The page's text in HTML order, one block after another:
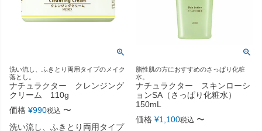
洗い流し、ふきとり両用タイプのメイク
落とし。
ナチュラクター クレンジング
クリーム 110g
価格 ¥990税込 〜
洗い流し、ふきとり両用タイプ
脂性肌の方におすすめのさっぱり化粧
水。
ナチュラクター スキンローシ
ョンSA（さっぱり化粧水）
150mL
価格 ¥1,100税込 〜